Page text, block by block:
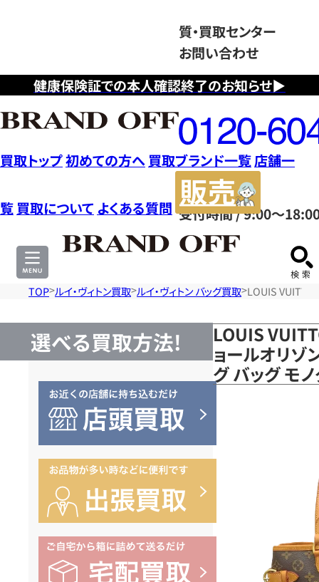
健康保険証での本人確認終了のお知らせ▶
質・買取センター
お問い合わせ
フ
リ
ー
ダ
イ
ヤ
ル
0120604117
受付時間 / 9:00～
買取トップ初めての方へ 買取ブランド一覧店舗一
覧 買取について よくある質問
サ
TOP ルイ・ヴィトン買取 ルイ・ヴィトン バッグ買取 LOUIS
選べる買取方法!
LOUIS
ョールオリゾ
グ バッグ モ